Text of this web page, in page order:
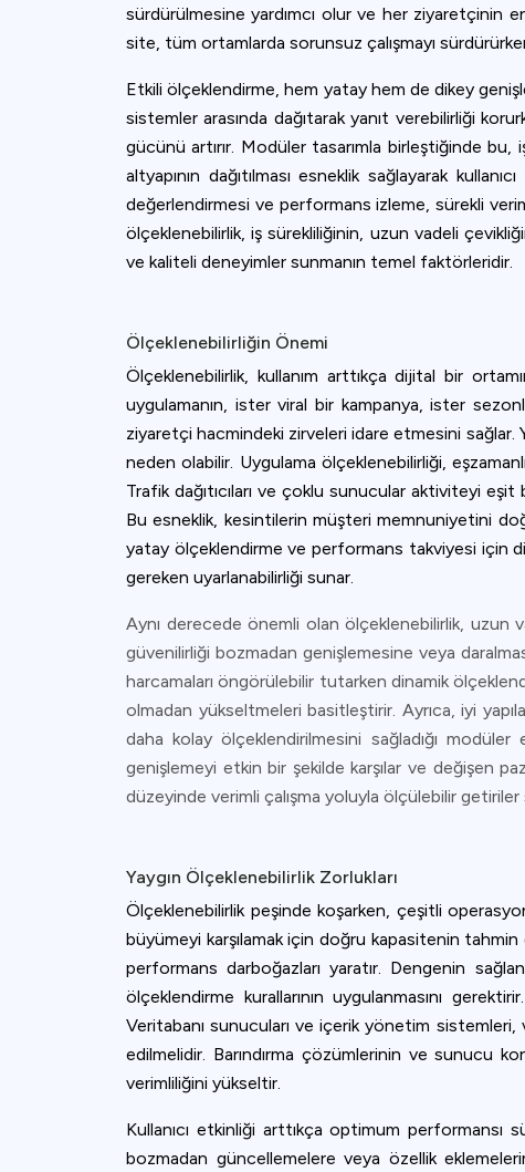
sürdürülmesine yardımcı olur ve her ziyaretçinin
site, tüm ortamlarda sorunsuz çalışmayı
Etkili ölçeklendirme, hem yatay hem de dikey
sistemler arasında dağıtarak yanıt verebilirliği
gücünü artırır. Modüler tasarımla birleştiğinde bu,
altyapının dağıtılması esneklik sağlayarak
değerlendirmesi ve performans izleme, sürekli
ölçeklenebilirlik, iş sürekliliğinin, uzun vadeli
ve kaliteli deneyimler sunmanın temel faktörleridir.
Ölçeklenebilirliğin Önemi
Ölçeklenebilirlik, kullanım arttıkça dijital bir
uygulamanın, ister viral bir kampanya, ister
ziyaretçi hacmindeki zirveleri idare etmesini sağlar.
neden olabilir. Uygulama ölçeklenebilirliği,
Trafik dağıtıcıları ve çoklu sunucular aktiviteyi eşit
Bu esneklik, kesintilerin müşteri memnuniyetini
yatay ölçeklendirme ve performans takviyesi için
gereken uyarlanabilirliği sunar.
Aynı derecede önemli olan ölçeklenebilirlik, uzun
güvenilirliği bozmadan genişlemesine veya
harcamaları öngörülebilir tutarken dinamik
olmadan yükseltmeleri basitleştirir. Ayrıca, iyi
daha kolay ölçeklendirilmesini sağladığı
genişlemeyi etkin bir şekilde karşılar ve değişen
düzeyinde verimli çalışma yoluyla ölçülebilir
Yaygın Ölçeklenebilirlik Zorlukları
Ölçeklenebilirlik peşinde koşarken, çeşitli
büyümeyi karşılamak için doğru kapasitenin tahmin
performans darboğazları yaratır. Dengenin
ölçeklendirme kurallarının uygulanmasını
Veritabanı sunucuları ve içerik yönetim
edilmelidir. Barındırma çözümlerinin ve sunucu
verimliliğini yükseltir.
Kullanıcı etkinliği arttıkça optimum performansı
bozmadan güncellemelere veya özellik